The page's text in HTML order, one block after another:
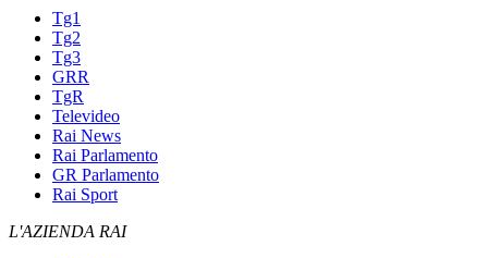
Tg1
Tg2
Tg3
GRR
TgR
Televideo
Rai News
Rai Parlamento
GR Parlamento
Rai Sport
L'AZIENDA RAI